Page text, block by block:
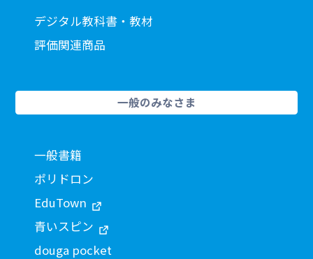
デジタル教科書・教材
評価関連商品
一般のみなさま
一般書籍
ポリドロン
EduTown
青いスピン
douga pocket